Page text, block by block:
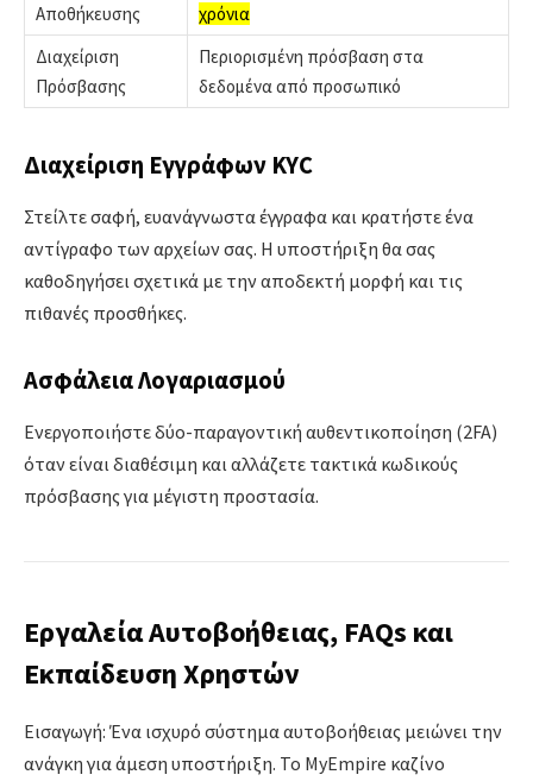
Αποθήκευσης
χρόνια
Διαχείριση
Πρόσβασης
Περιορισμένη πρόσβαση στα
δεδομένα από προσωπικό
Διαχείριση Εγγράφων KYC
Στείλτε σαφή, ευανάγνωστα έγγραφα και κρατήστε ένα
αντίγραφο των αρχείων σας. Η υποστήριξη θα σας
καθοδηγήσει σχετικά με την αποδεκτή μορφή και τις
πιθανές προσθήκες.
Ασφάλεια Λογαριασμού
Ενεργοποιήστε δύο-παραγοντική αυθεντικοποίηση (2FA)
όταν είναι διαθέσιμη και αλλάζετε τακτικά κωδικούς
πρόσβασης για μέγιστη προστασία.
Εργαλεία Αυτοβοήθειας, FAQs και
Εκπαίδευση Χρηστών
Εισαγωγή: Ένα ισχυρό σύστημα αυτοβοήθειας μειώνει την
ανάγκη για άμεση υποστήριξη. Το MyEmpire καζίνο